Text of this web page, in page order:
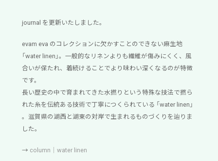
journal を更新いたしました。
evam eva のコレクションに欠かすことのできない麻生地
「water linen」。一般的なリネンよりも繊維が傷みにくく、風
合いが保たれ、着続けることでより味わい深くなるのが特徴
です。
長い歴史の中で育まれてきた水撚りという特殊な技法で撚ら
れた糸を伝統ある技術で丁寧につくられている 「water linen」
。滋賀県の湖西と湖東の対岸で生まれるものづくりを辿りま
した。
→ column｜water linen